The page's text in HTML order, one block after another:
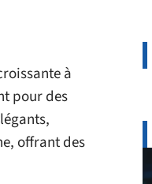
à
pour des
offrant des